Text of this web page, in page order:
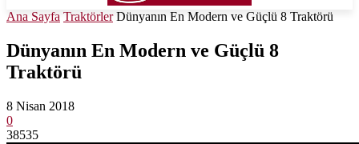
Ana Sayfa Traktörler Dünyanın En Modern ve Güçlü 8 Traktörü
Dünyanın En Modern ve Güçlü 8
Traktörü
8 Nisan 2018
0
38535